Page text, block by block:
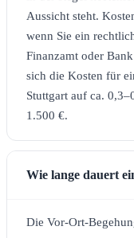
Aussicht steht.
wenn Sie ein
Finanzamt oder
sich die Kosten für
Stuttgart auf ca.
1.500 €.
Wie lange dauert
Die Vor-Ort-